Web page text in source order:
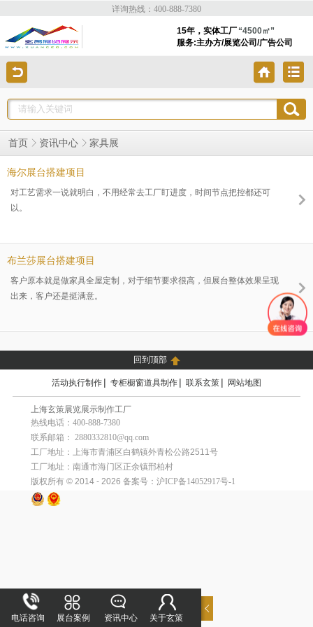
详询热线：400-888-7380
15年，实体工厂 “4500㎡”
服务:主办方/展览公司/广告公司
首页 资讯中心 家具展
海尔展台搭建项目
对工艺需求一说就明白，不用经常去工厂盯进度，时间节点把控都还可
以。
布兰莎展台搭建项目
客户原本就是做家具全屋定制，对于细节要求很高，但展台整体效果呈现
出来，客户还是挺满意。
回到顶部
活动执行制作 | 专柜橱窗道具制作 | 联系玄策 | 网站地图
上海玄策展览展示制作工厂
热线电话：400-888-7380
联系邮箱： 2880332810@qq.com
工厂地址：上海市青浦区白鹤镇外青松公路2511号
工厂地址：南通市海门区正余镇邢柏村
版权所有 © 2014 - 2026 备案号：沪ICP备14052917号-1
电话咨询 展台案例 资讯中心 关于玄策